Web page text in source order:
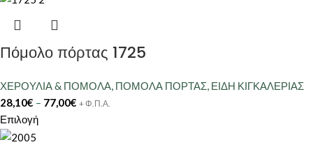
Πόμολο πόρτας 1725
ΧΕΡΟΥΛΙΑ & ΠΟΜΟΛΑ, ΠΟΜΟΛΑ ΠΟΡΤΑΣ, ΕΙΔΗ ΚΙΓΚΑΛΕΡΙΑΣ
28,10€ – 77,00€ + Φ.Π.Α.
Επιλογή